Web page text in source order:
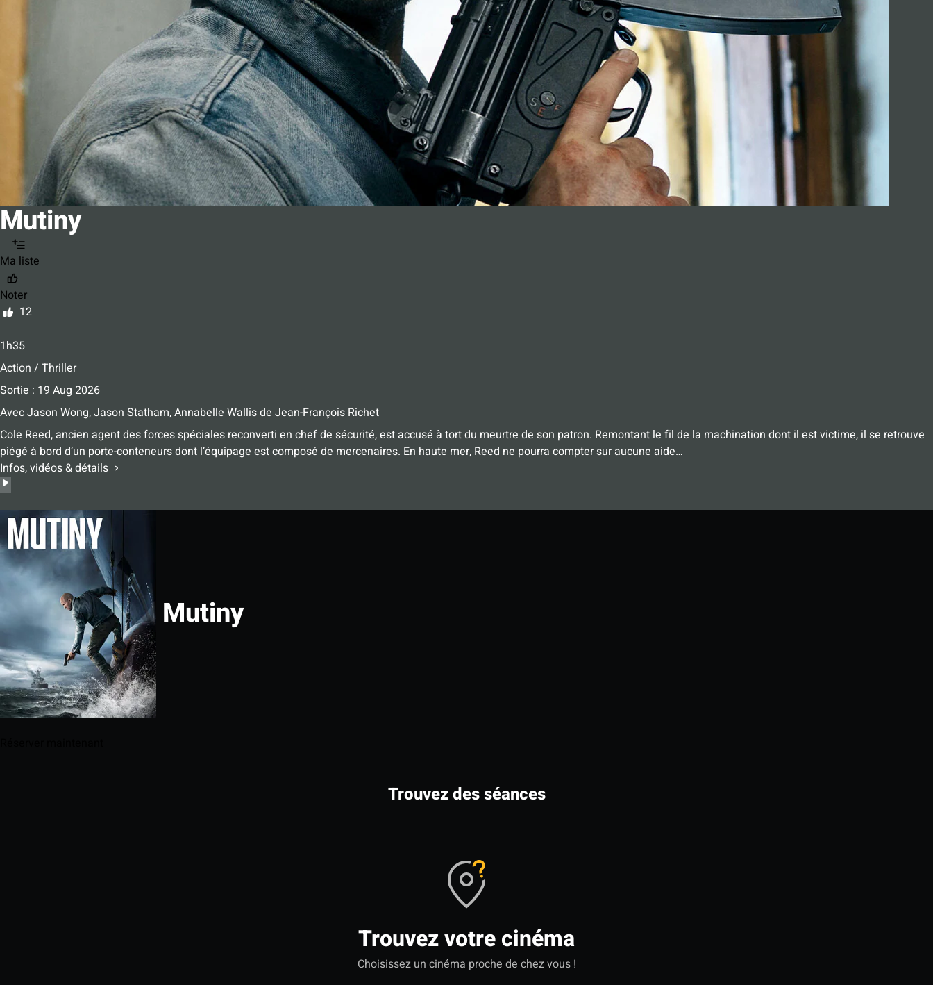
Mutiny
Ma liste
Noter
12
1h35
Action / Thriller
Sortie : 19 Aug 2026
AvecJason Wong,Jason Statham,Annabelle Wallisde Jean-François Richet
Cole Reed, ancien agent des forces spéciales reconverti en chef de sécurité, est accusé à tort du meurtre de son patron. Remontant le fil de la machination dont il est victime, il se retrouve
piégé à bord d’un porte-conteneurs dont l’équipage est composé de mercenaires. En haute mer, Reed ne pourra compter sur aucune aide…
Infos, vidéos & détails
Mutiny
Trouvez des séances
Trouvez votre cinéma
Choisissez un cinéma proche de chez vous !